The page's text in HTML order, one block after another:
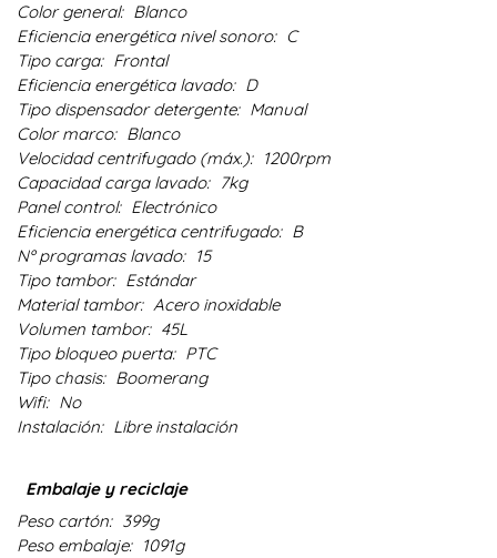
Color general: Blanco
Eficiencia energética nivel sonoro: C
Tipo carga: Frontal
Eficiencia energética lavado: D
Tipo dispensador detergente: Manual
Color marco: Blanco
Velocidad centrifugado (máx.): 1200rpm
Capacidad carga lavado: 7kg
Panel control: Electrónico
Eficiencia energética centrifugado: B
Nº programas lavado: 15
Tipo tambor: Estándar
Material tambor: Acero inoxidable
Volumen tambor: 45L
Tipo bloqueo puerta: PTC
Tipo chasis: Boomerang
Wifi: No
Instalación: Libre instalación
Embalaje y reciclaje
Peso cartón: 399g
Peso embalaje: 1091g